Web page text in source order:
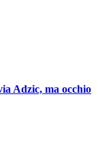
Adzic, ma occhio